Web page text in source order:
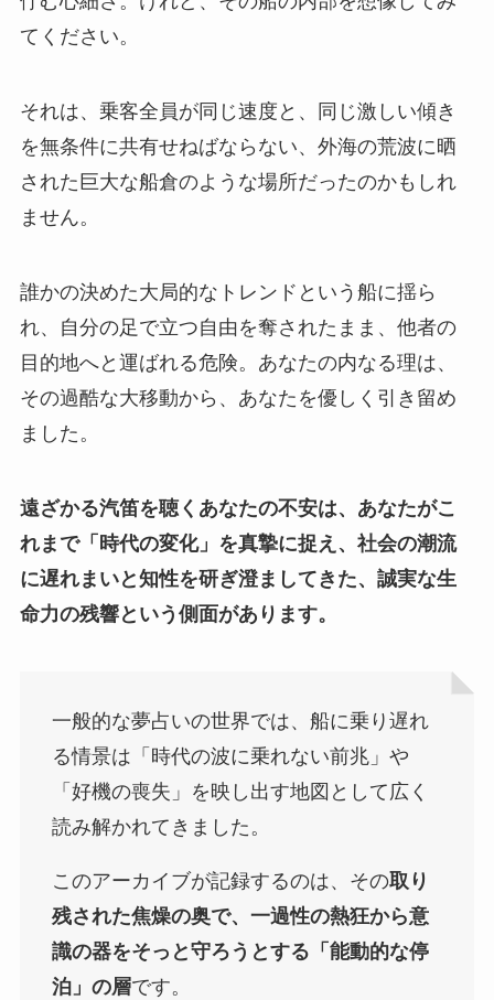
てください。
それは、乗客全員が同じ速度と、同じ激しい傾き
を無条件に共有せねばならない、外海の荒波に晒
された巨大な船倉のような場所だったのかもしれ
ません。
誰かの決めた大局的なトレンドという船に揺ら
れ、自分の足で立つ自由を奪されたまま、他者の
目的地へと運ばれる危険。あなたの内なる理は、
その過酷な大移動から、あなたを優しく引き留め
ました。
遠ざかる汽笛を聴くあなたの不安は、あなたがこ
れまで「時代の変化」を真摯に捉え、社会の潮流
に遅れまいと知性を研ぎ澄ましてきた、誠実な生
命力の残響という側面があります。
一般的な夢占いの世界では、船に乗り遅れ
る情景は「時代の波に乗れない前兆」や
「好機の喪失」を映し出す地図として広く
読み解かれてきました。
このアーカイブが記録するのは、その取り
残された焦燥の奥で、一過性の熱狂から意
識の器をそっと守ろうとする「能動的な停
泊」の層です。